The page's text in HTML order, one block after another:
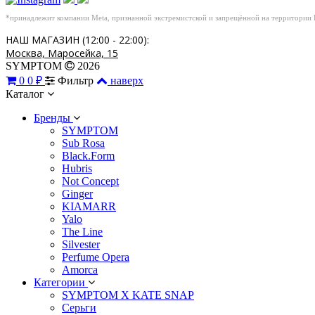
*принадлежит компании Meta, признанной экстремистской и запрещённой на
НАШ МАГАЗИН (12:00 - 22:00):
Москва, Маросейка, 15
SYMPTOM
2026
0 0 ₽ Фильтр
наверх
Каталог
Бренды
SYMPTOM
Sub Rosa
Black.Form
Hubris
Not Concept
Ginger
KIAMARR
Yalo
The Line
Silvester
Perfume Opera
Amorca
Категории
SYMPTOM X KATE SNAP
Серьги